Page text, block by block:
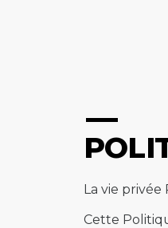
La vie
Cette